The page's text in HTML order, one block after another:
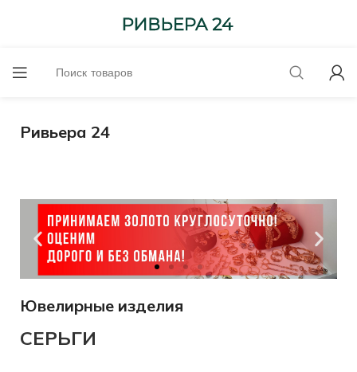
Ривьера 24
до 6100-
Ювелирные изделия
СЕРЬГИ